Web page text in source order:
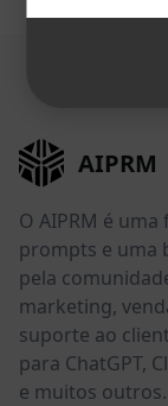
AIPRM
O AIPRM é
prompts e uma
pela
marketing,
suporte ao
para ChatGPT,
e muitos outros.